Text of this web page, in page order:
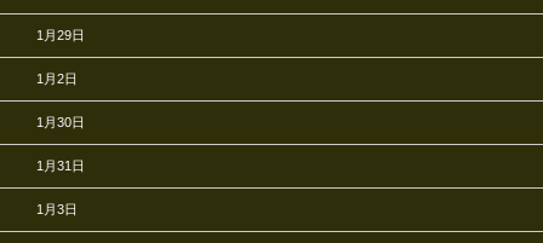
1月29日
1月2日
1月30日
1月31日
1月3日